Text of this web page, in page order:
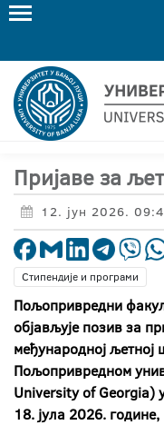
Пријаве за
12. јун 2026.
Стипендије и програми
Пољопривредни
објављује позив за
међународној
Пољопривредном
University of Georgia)
18. јула 2026.